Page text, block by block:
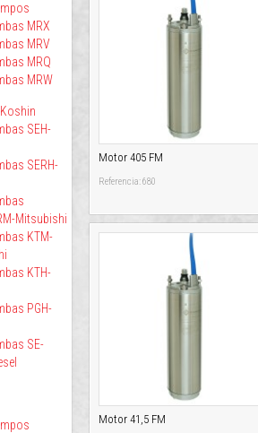
Motor 405 FM
Referencia: 680
Motor 41,5 FM
MRX
MRV
MRQ
MRW
SEH-
SERH-
Mitsubishi
KTM-
KTH-
PGH-
SE-